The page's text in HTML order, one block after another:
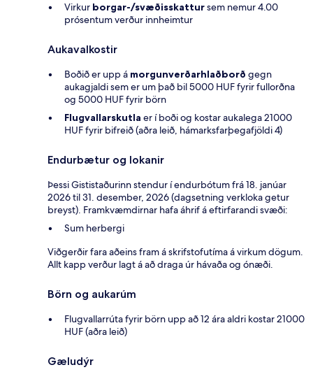
Virkur borgar-/svæðisskattursem nemur 4.00
prósentum verður innheimtur
Aukavalkostir
Boðið er upp á morgunverðarhlaðborð gegn
aukagjaldi sem er um það bil 5000 HUF fyrir fullorðna
og 5000 HUF fyrir börn
Flugvallarskutla er í boði og kostar aukalega 21000
HUF fyrir bifreið (aðra leið, hámarksfarþegafjöldi 4)
Endurbætur og lokanir
Þessi Gististaðurinn stendur í endurbótum frá 18. janúar
2026 til 31. desember, 2026 (dagsetning verkloka getur
breyst). Framkvæmdirnar hafa áhrif á eftirfarandi svæði:
Sum herbergi
Viðgerðir fara aðeins fram á skrifstofutíma á virkum dögum.
Allt kapp verður lagt á að draga úr hávaða og ónæði.
Börn og aukarúm
Flugvallarrúta fyrir börn upp að 12 ára aldri kostar 21000
HUF (aðra leið)
Gæludýr